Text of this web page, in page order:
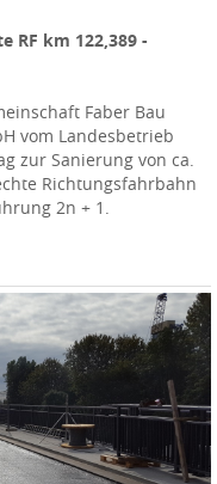
RF km 122,389 -
Faber Bau
vom Landesbetrieb
zur Sanierung von ca.
Richtungsfahrbahn
2n + 1.